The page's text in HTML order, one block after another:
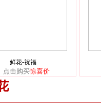
鲜花-祝福
点击购买惊喜价